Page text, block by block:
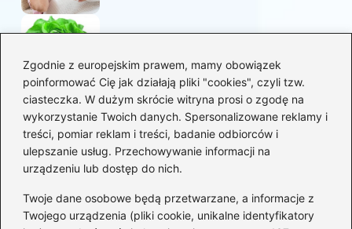
Zgodnie z europejskim prawem, mamy obowiązek
poinformować Cię jak działają pliki "cookies", czyli tzw.
ciasteczka. W dużym skrócie witryna prosi o zgodę na
wykorzystanie Twoich danych. Spersonalizowane reklamy i
treści, pomiar reklam i treści, badanie odbiorców i
ulepszanie usług. Przechowywanie informacji na
urządzeniu lub dostęp do nich.
Twoje dane osobowe będą przetwarzane, a informacje z
Twojego urządzenia (pliki cookie, unikalne identyfikatory
mam karmiących piersią
Jaką biblia dla dzieci
wybrać, aby wzbudzić ich
zainteresowanie?
Kategorie